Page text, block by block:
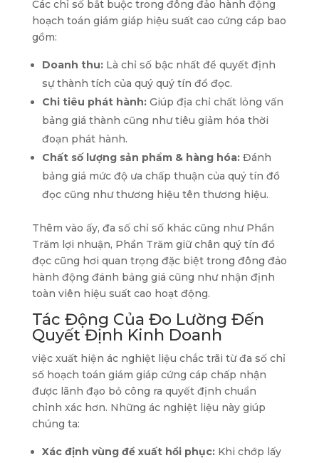
Các chỉ số bắt buộc trong đông đảo hành động
hoạch toán giám giáp hiệu suất cao cứng cáp bao
gồm:
Doanh thu:Là chỉ số bậc nhất để quyết định
sự thành tích của quý quý tín đồ đọc.
Chi tiêu phát hành:Giúp địa chỉ chất lỏng vấn
bảng giá thành cũng như tiêu giảm hóa thời
đoạn phát hành.
Chất số lượng sản phẩm & hàng hóa:Đánh
bảng giá mức độ ưa chấp thuận của quý tín đồ
đọc cũng như thương hiệu tên thương hiệu.
Thêm vào ấy, đa số chỉ số khác cũng như Phần
Trăm lợi nhuận, Phần Trăm giữ chân quý tín đồ
đọc cũng hơi quan trọng đặc biệt trong đông đảo
hành động đánh bảng giá cũng như nhận định
toàn viên hiệu suất cao hoạt động.
Tác Động Của Đo Lường Đến
Quyết Định Kinh Doanh
việc xuất hiện ác nghiệt liệu chắc trãi từ đa số chỉ
số hoạch toán giám giáp cứng cáp chấp nhận
được lãnh đạo bỏ công ra quyết định chuẩn
chỉnh xác hơn. Những ác nghiệt liệu này giúp
chúng ta:
Xác định vùng đề xuất hồi phục:Khi chớp lấy